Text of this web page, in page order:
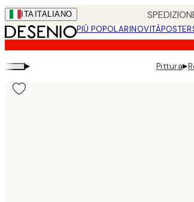
Skip
to
main
content.
ITA ITALIANO
PIÚ POPOLARINOVITÀPOSTER
▸ Pittura▸